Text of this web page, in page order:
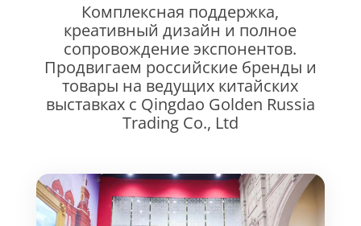
Комплексная поддержка,
креативный дизайн и полное
сопровождение экспонентов.
Продвигаем российские бренды и
товары на ведущих китайских
выставках с Qingdao Golden Russia
Trading Co., Ltd